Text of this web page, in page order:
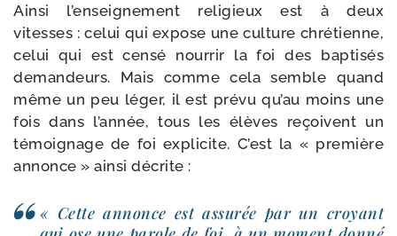
Ainsi l’en­sei­gne­ment reli­gieux est à deux
vitesses : celui qui expose une culture chré­tienne,
celui qui est cen­sé nour­rir la foi des bap­ti­sés
deman­deurs. Mais comme cela semble quand
même un peu léger, il est pré­vu qu’au moins une
fois dans l’an­née, tous les élèves reçoivent un
témoi­gnage de foi expli­cite. C’est la « pre­mière
annonce » ain­si décrite :
« Cette annonce est assu­rée par un croyant